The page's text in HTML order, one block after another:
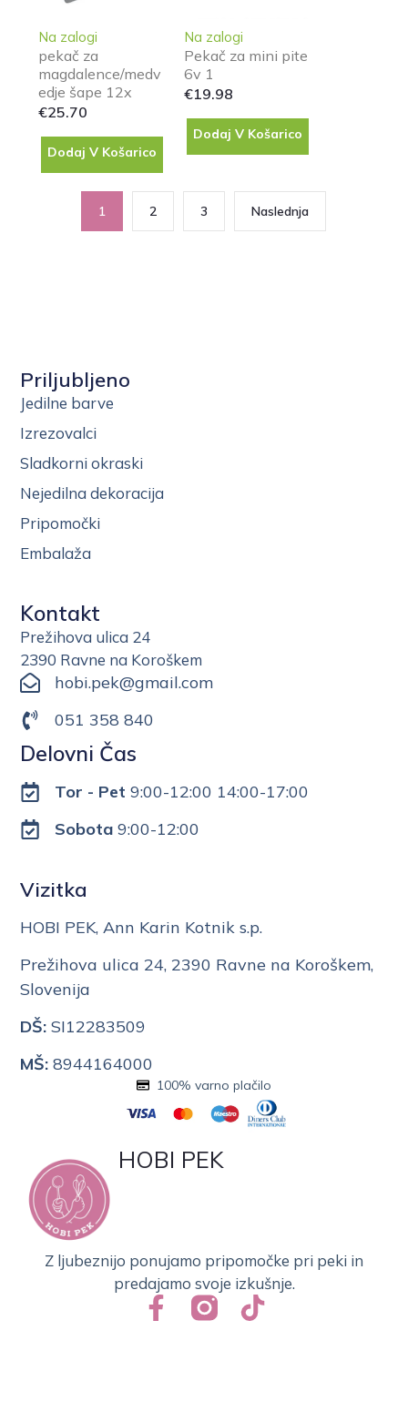
Na zalogi
pekač za
magdalence/medv
edje šape 12x
€25.70
Dodaj V Košarico
Na zalogi
Pekač za mini pite
6v 1
€19.98
Dodaj V Košarico
1 2 3 Naslednja
Priljubljeno
Jedilne barve
Izrezovalci
Sladkorni okraski
Nejedilna dekoracija
Pripomočki
Embalaža
Kontakt
Prežihova ulica 24
2390 Ravne na Koroškem
hobi.pek@gmail.com
051 358 840
Delovni Čas
Tor - Pet 9:00-12:00 14:00-17:00
Sobota9:00-12:00
Vizitka
HOBI PEK, Ann Karin Kotnik s.p.
Prežihova ulica 24, 2390 Ravne na Koroškem,
Slovenija
DŠ: SI12283509
MŠ: 8944164000
HOBI PEK
Z ljubeznijo ponujamo pripomočke pri peki in
predajamo svoje izkušnje.
100% varno plačilo